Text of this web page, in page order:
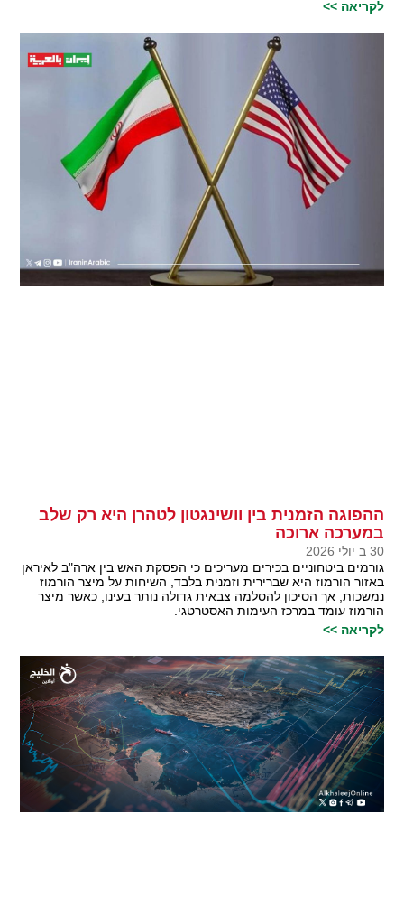
לקריאה >>
ההפוגה הזמנית בין וושינגטון לטהרן היא רק שלב
במערכה ארוכה
30 ב יולי 2026
גורמים ביטחוניים בכירים מעריכים כי הפסקת האש בין ארה"ב לאיראן
באזור הורמוז היא שברירית וזמנית בלבד, השיחות על מיצר הורמוז
נמשכות, אך הסיכון להסלמה צבאית גדולה נותר בעינו, כאשר מיצר
הורמוז עומד במרכז העימות האסטרטגי.
לקריאה >>